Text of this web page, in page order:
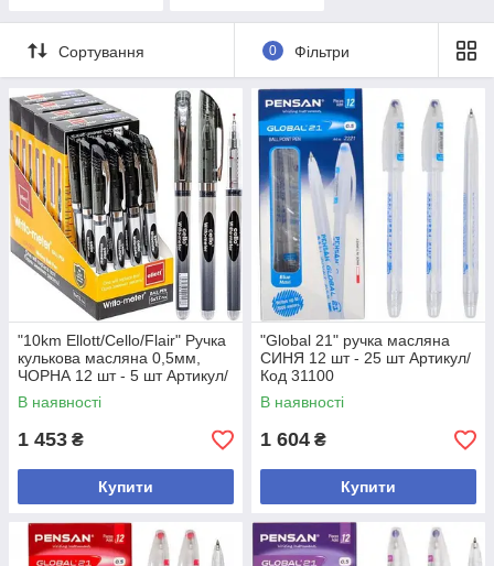
Сортування 0 Фільтри
"10km Ellott/Cello/Flair" Ручка
кулькова масляна 0,5мм,
ЧОРНА 12 шт - 5 шт Артикул/
Код 562
В наявності
1 453 ₴
Купити
"Global 21" ручка масляна
СИНЯ 12 шт - 25 шт Артикул/
Код 31100
В наявності
1 604 ₴
Купити